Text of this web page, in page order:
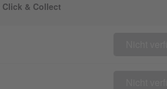
Click & Collect